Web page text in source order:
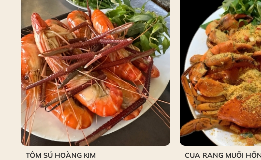
TÔM SÚ HOÀNG KIM
CUA RANG MUỐI